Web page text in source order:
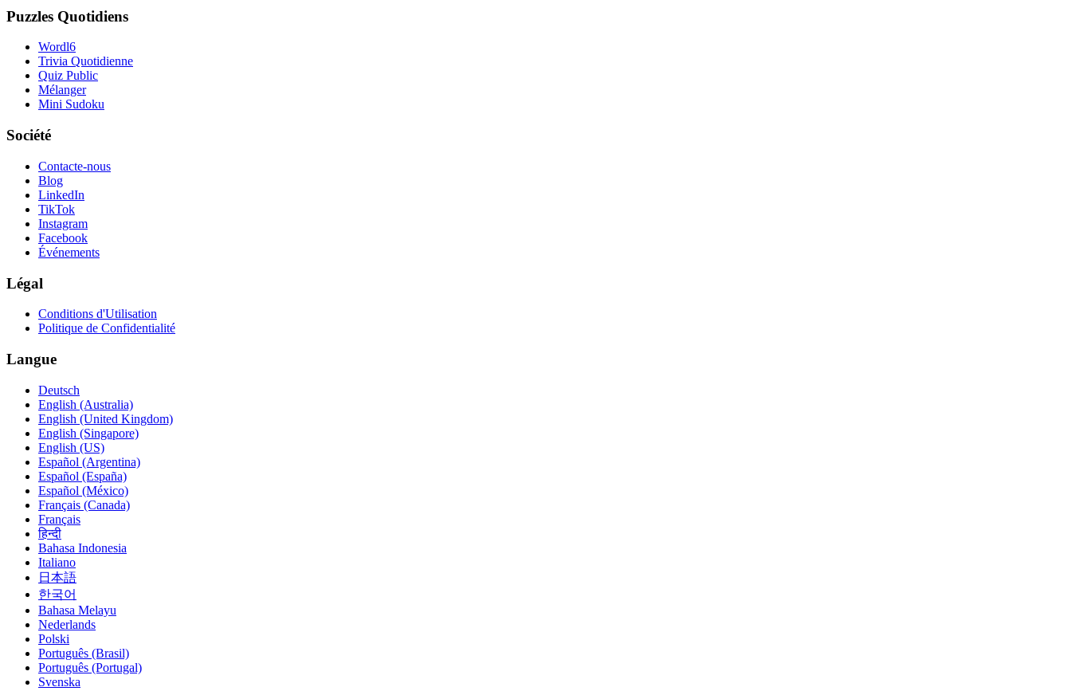
Puzzles Quotidiens
Wordl6
Trivia Quotidienne
Quiz Public
Mélanger
Mini Sudoku
Société
Contacte-nous
Blog
LinkedIn
TikTok
Instagram
Facebook
Événements
Légal
Conditions d'Utilisation
Politique de Confidentialité
Langue
Deutsch
English (Australia)
English (United Kingdom)
English (Singapore)
English (US)
Español (Argentina)
Español (España)
Español (México)
Français (Canada)
Français
हिन्दी
Bahasa Indonesia
Italiano
日本語
한국어
Bahasa Melayu
Nederlands
Polski
Português (Brasil)
Português (Portugal)
Svenska